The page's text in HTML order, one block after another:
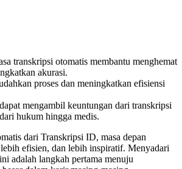
transkripsi otomatis membantu menghemat
akurasi.
proses dan meningkatkan efisiensi
mengambil keuntungan dari transkripsi
hukum hingga medis.
dari Transkripsi ID, masa depan
efisien, dan lebih inspiratif. Menyadari
adalah langkah pertama menuju